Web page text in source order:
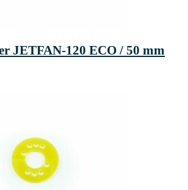
JETFAN-120 ECO / 50 mm